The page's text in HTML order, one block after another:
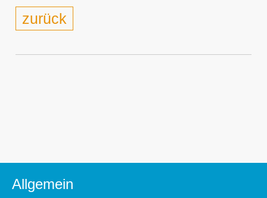
zurück
Allgemein